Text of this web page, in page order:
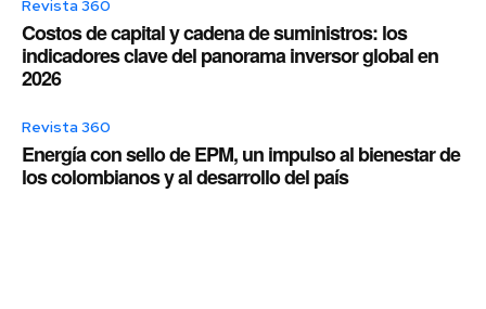
Revista 360
Costos de capital y cadena de suministros: los
indicadores clave del panorama inversor global en
2026
Revista 360
Energía con sello de EPM, un impulso al bienestar de
los colombianos y al desarrollo del país